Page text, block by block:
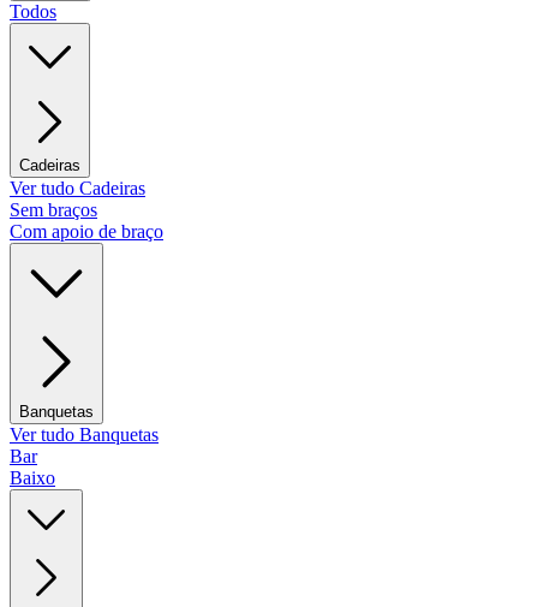
Todos
Cadeiras
Ver tudo Cadeiras
Sem braços
Com apoio de braço
Banquetas
Ver tudo Banquetas
Bar
Baixo